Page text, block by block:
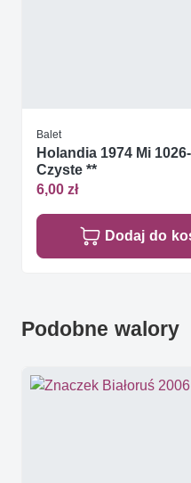
Balet
Holandia 1974 Mi
Czyste **
6,00 zł
Dodaj do
Podobne walory